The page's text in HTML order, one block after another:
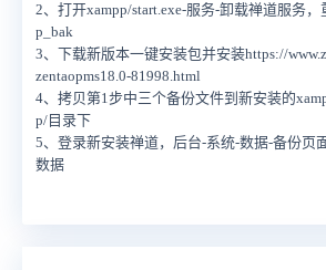
2、打开xampp/start.exe-服务-卸载禅道服务，
p_bak
3、下载新版本一键安装包并安装https://
zentaopms18.0-81998.html
4、拷贝第1步中三个备份文件到新安装的
p/目录下
5、登录新安装禅道，后台-系统-数据-备份页
数据